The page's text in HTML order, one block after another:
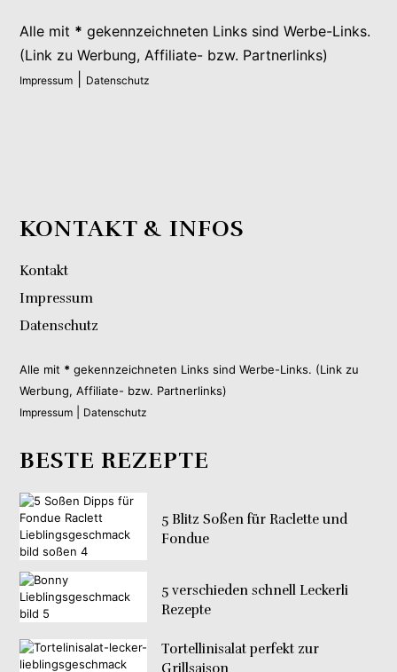
Alle mit * gekennzeichneten Links sind Werbe-Links.
(Link zu Werbung, Affiliate- bzw. Partnerlinks)
Impressum Datenschutz
KONTAKT & INFOS
Kontakt
Impressum
Datenschutz
Alle mit * gekennzeichneten Links sind Werbe-Links. (Link zu
Werbung, Affiliate- bzw. Partnerlinks)
Impressum Datenschutz
BESTE REZEPTE
5 Blitz Soßen für Raclette und
Fondue
5 verschieden schnell Leckerli
Rezepte
Tortellinisalat perfekt zur
Grillsaison